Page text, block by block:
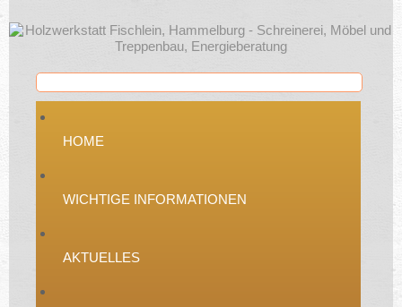
HOME
WICHTIGE INFORMATIONEN
AKTUELLES